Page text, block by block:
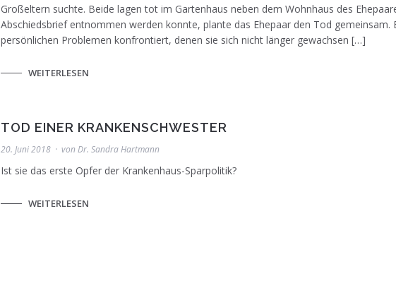
Großeltern suchte. Beide lagen tot im Gartenhaus neben dem Wohnhaus des
Abschiedsbrief entnommen werden konnte, plante das Ehepaar den Tod
persönlichen Problemen konfrontiert, denen sie sich nicht länger gewachsen […]
WEITERLESEN
Krankenhaus in Künzelsau: In einem Jahr gehen die Lichter
TOD EINER KRANKENSCHWESTER
20. Juni 2018 von Dr. Sandra Hartmann
Ist sie das erste Opfer der Krankenhaus-Sparpolitik?
WEITERLESEN